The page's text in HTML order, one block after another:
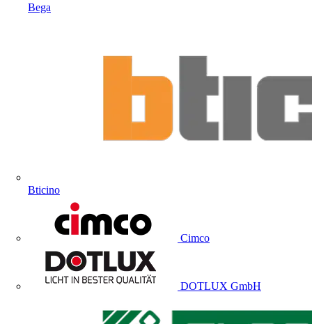
Bega
Bticino
Cimco
DOTLUX GmbH